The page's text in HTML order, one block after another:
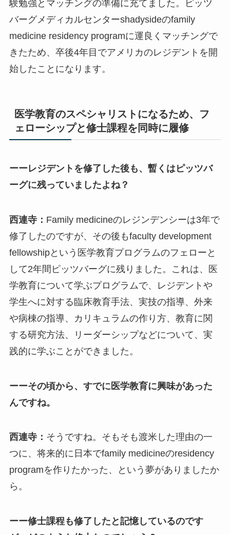
験勉強とマッチングの準備に充てました。ピッツ
バーグメディカルセンターshadysideのfamily
medicine residency programに運良くマッチングで
きたため、卒後4年目でアメリカのレジデントを開
始したことになります。
医学教育のスペシャリストになるため、フ
ェローシップと修士課程を同時に履修
ーーレジデントを修了した後も、暫くはピッツバ
ーグに残っていましたよね？
西連寺： Family medicineのレジンデンシーは3年で
修了したのですが、その後もfaculty development
fellowshipという医学教育プログラムのフェローと
して2年間ピッツバーグに残りました。これは、医
学教育について学ぶプログラムで、レジデントや
学生へに対する臨床教育手法、実技の指導、外来
や病棟の指導、カリキュラムの作り方、教育に関
する研究方法、リーダーシップなどについて、実
践的に学ぶことができました。
ーーその頃から、すでに医学教育に興味があった
んですね。
西連寺： そうですね。そもそも渡米した理由の一
つに、将来的に日本でfamily medicineのresidency
programを作りたかった、という夢がありましたか
ら。
ーー修士課程も修了したと記憶しているのです